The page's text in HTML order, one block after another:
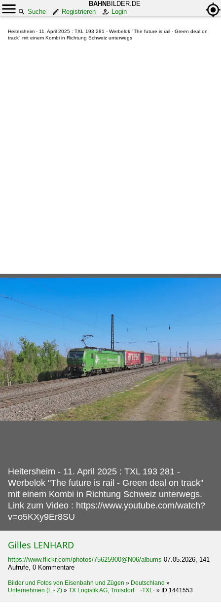
BAHN BILDER.DE
Suche
Registrieren Login
Heitersheim - 11. April 2025 : TXL 193 281 - Werbelok "The future is rail - Green deal on
track" mit einem Kombi in Richtung Schweiz unterwegs
Heitersheim - 11. April 2025 : TXL 193 281 -
Werbelok "The future is rail - Green deal on track"
mit einem Kombi in Richtung Schweiz unterwegs.
Link zum Video : https://www.youtube.com/watch?
v=o5KXy9Er8SU
Gilles LENHARD
https://www.flickr.com/photos/75625900@N06/albums 07.05.2026, 141
Aufrufe, 0 Kommentare
Bilder und Fotos von Eisenbahn und Zügen » Deutschland »
Unternehmen (L - Z) » TX Logistik AG, Troisdorf ·TXL· » ID 1441553